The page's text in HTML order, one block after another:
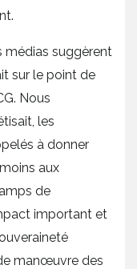
médias suggèrent
sur le point de
Nous
les
à donner
aux
de
important et
manœuvre des